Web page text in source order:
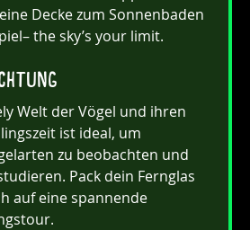
Decke zum Sonnenbaden
the sky’s your limit.
Welt der Vögel und ihren
ist ideal, um
zu beobachten und
Pack dein Fernglas
auf eine spannende